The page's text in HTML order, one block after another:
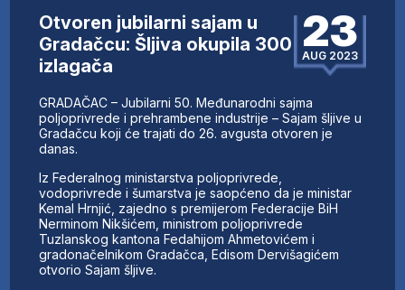
AKTUELNO
ANALIZE
KOMPANIJE
FINANSIJE
IZ STRANIH MEDIJA
AKTIVNOSTI
UČLANI SE
KONTAKT
Otvoren jubilarni sajam u
Gradačcu: Šljiva okupila 300
izlagača
23
AUG 2023
GRADAČAC – Jubilarni 50. Međunarodni sajma
poljoprivrede i prehrambene industrije – Sajam šljive u
Gradačcu koji će trajati do 26. avgusta otvoren je
danas.
Iz Federalnog ministarstva poljoprivrede,
vodoprivrede i šumarstva je saopćeno da je ministar
Kemal Hrnjić, zajedno s premijerom Federacije BiH
Nerminom Nikšićem, ministrom poljoprivrede
Tuzlanskog kantona Fedahijom Ahmetovićem i
gradonačelnikom Gradačca, Edisom Dervišagićem
otvorio Sajam šljive.